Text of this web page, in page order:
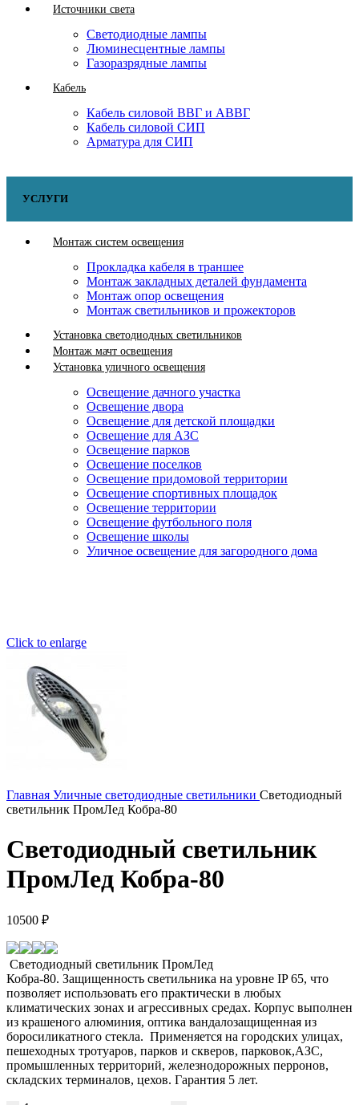
Источники света
Светодиодные лампы
Люминесцентные лампы
Газоразрядные лампы
Кабель
Кабель силовой ВВГ и АВВГ
Кабель силовой СИП
Арматура для СИП
УСЛУГИ
Монтаж систем освещения
Прокладка кабеля в траншее
Монтаж закладных деталей фундамента
Монтаж опор освещения
Монтаж светильников и прожекторов
Установка светодиодных светильников
Монтаж мачт освещения
Установка уличного освещения
Освещение дачного участка
Освещение двора
Освещение для детской площадки
Освещение для АЗС
Освещение парков
Освещение поселков
Освещение придомовой территории
Освещение спортивных площадок
Освещение территории
Освещение футбольного поля
Освещение школы
Уличное освещение для загородного дома
Click to enlarge
Главная Уличные светодиодные светильники Светодиодный
светильник ПромЛед Кобра-80
Светодиодный светильник
ПромЛед Кобра-80
10500 ₽
Светодиодный светильник ПромЛед
Кобра-80. Защищенность светильника на уровне IP 65, что
позволяет использовать его практически в любых
климатических зонах и агрессивных средах. Корпус выполнен
из крашеного алюминия, оптика вандалозащищенная из
боросиликатного стекла. Применяется на городских улицах,
пешеходных тротуаров, парков и скверов, парковок,АЗС,
промышленных территорий, железнодорожных перронов,
складских терминалов, цехов. Гарантия 5 лет.